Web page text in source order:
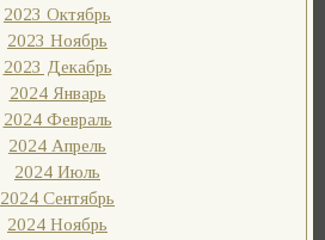
2023 Октябрь
2023 Ноябрь
2023 Декабрь
2024 Январь
2024 Февраль
2024 Апрель
2024 Июль
2024 Сентябрь
2024 Ноябрь